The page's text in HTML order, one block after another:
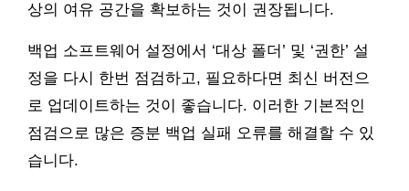
상의 여유 공간을 확보하는 것이 권장됩니다.
백업 소프트웨어 설정에서 ‘대상 폴더’ 및 ‘권한’ 설
정을 다시 한번 점검하고, 필요하다면 최신 버전으
로 업데이트하는 것이 좋습니다. 이러한 기본적인
점검으로 많은 증분 백업 실패 오류를 해결할 수 있
습니다.